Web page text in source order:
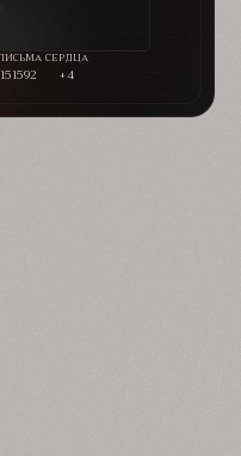
151592 +4